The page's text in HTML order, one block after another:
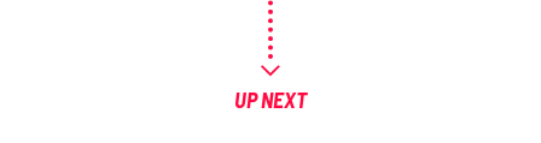
UP NEXT